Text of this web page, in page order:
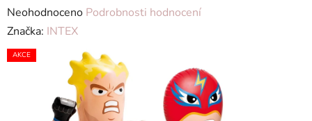
Průměrné
hodnocení
produktu
Neohodnoceno Podrobnosti hodnocení
Značka: INTEX
AKCE